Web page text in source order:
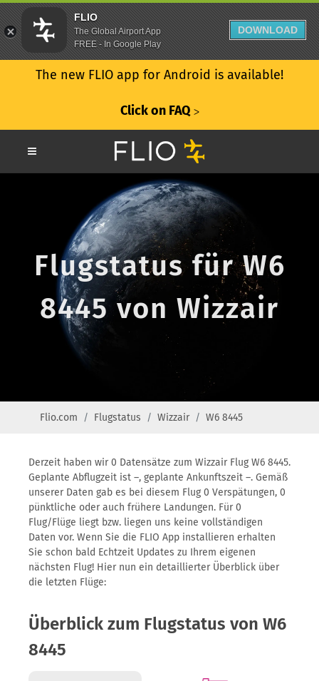
The new FLIO app for Android is available!
Click on FAQ ᐳ
Flugstatus für W6
8445 von Wizzair
Flio.com Flugstatus Wizzair W6 8445
Derzeit haben wir 0 Datensätze zum Wizzair Flug W6 8445.
Geplante Abflugzeit ist –, geplante Ankunftszeit –. Gemäß
unserer Daten gab es bei diesem Flug 0 Verspätungen, 0
pünktliche oder auch frühere Landungen. Für 0
Flug/Flüge liegt bzw. liegen uns keine vollständigen
Daten vor. Wenn Sie die FLIO App installieren erhalten
Sie schon bald Echtzeit Updates zu Ihrem eigenen
nächsten Flug! Hier nun ein detaillierter Überblick über
die letzten Flüge:
Überblick zum Flugstatus von W6
8445
FLIO
The Global Airport App
FREE - In Google Play
DOWNLOAD